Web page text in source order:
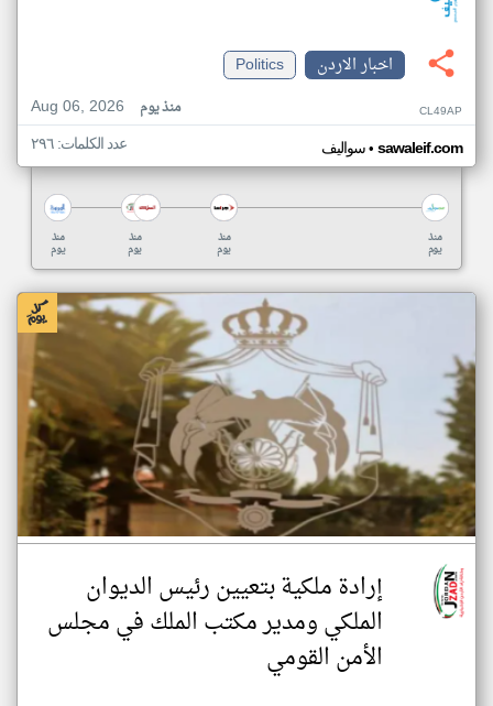
اخبار الاردن
Politics
Aug 06, 2026
منذ يوم CL49AP
سواليف• sawaleif.com عدد الكلمات: ٢٩٦
منذ
يوم
منذ
يوم
منذ
يوم
منذ
يوم
إرادة ملكية بتعيين رئيس الديوان
الملكي ومدير مكتب الملك في مجلس
الأمن القومي